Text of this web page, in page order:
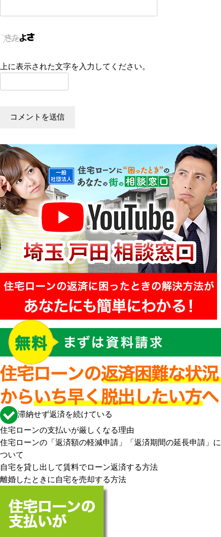
上に表示された文字を入力してください。
滞納せず返済を続けている
住宅ローンの支払いが厳しくなる理由
住宅ローンの「返済額の軽減申請」「返済期間の延長申請」に
ついて
自宅を貸し出して賃料でローン返済する方法
離婚したときに自宅を売却する方法